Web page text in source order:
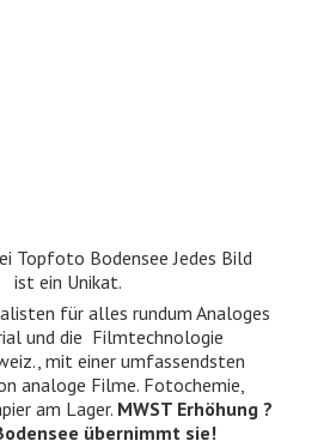
Topfoto Bodensee Jedes Bild
ist ein Unikat.
für alles rundum Analoges
und die Filmtechnologie
mit einer umfassendsten
analoge Filme. Fotochemie,
am Lager. MWST Erhöhung ?
übernimmt sie!